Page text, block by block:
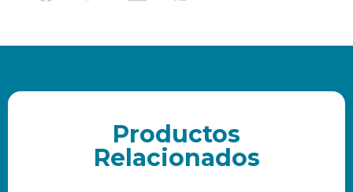
Productos
Relacionados